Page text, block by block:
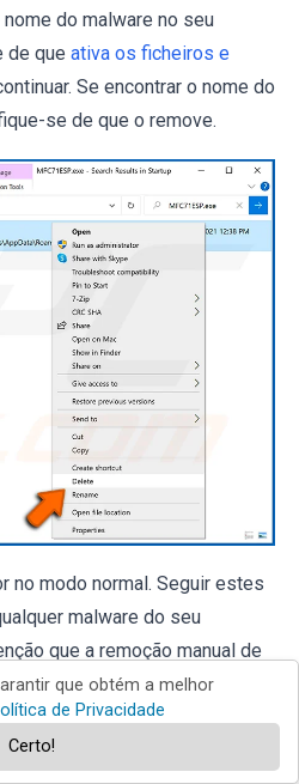
do malware no seu
de que ativa os ficheiros e
Se encontrar o nome do
se de que o remove.
no modo normal. Seguir estes
malware do seu
que a remoção manual de
informáticos avançados.
deixe a remoção de
antivírus e anti-malware.
que obtém a melhor
de Privacidade
Certo!